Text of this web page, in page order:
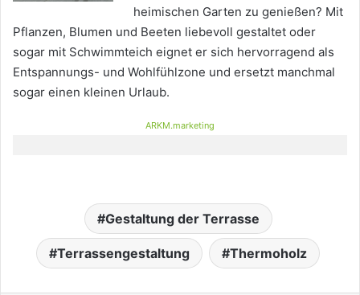
heimischen Garten zu genießen? Mit
Pflanzen, Blumen und Beeten liebevoll gestaltet oder
sogar mit Schwimmteich eignet er sich hervorragend als
Entspannungs- und Wohlfühlzone und ersetzt manchmal
sogar einen kleinen Urlaub.
ARKM.marketing
Gestaltung der Terrasse
Terrassengestaltung Thermoholz